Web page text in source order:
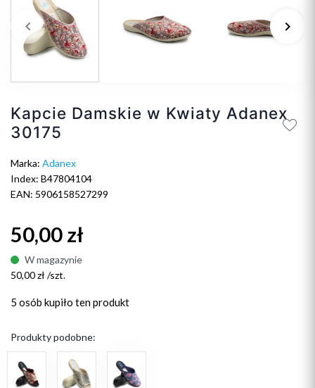
Poprzedni
keyboard_arrow_left keyboard_arrow_right
Kapcie Damskie w Kwiaty Adanex
30175
Marka: Adanex
Index: B47804104
EAN: 5906158527299
50,00 zł
W magazynie
50,00 zł /szt.
5 osób kupiło ten produkt
Produkty podobne: